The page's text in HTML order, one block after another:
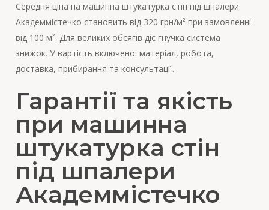
Середня ціна на машинна штукатурка стін під шпалери
Академмістечко становить від 320 грн/м² при замовленні
від 100 м². Для великих обсягів діє гнучка система
знижок. У вартість включено: матеріал, робота,
доставка, прибирання та консультації.
Гарантії та якість
при машинна
штукатурка стін
під шпалери
Академмістечко